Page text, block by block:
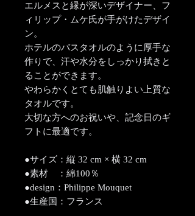
エルメスと縁が深いデザイナー、フ
ィリップ・ムケ氏が手がけたデザイ
ン。
ホテルのバスタオルのように厚手な
作りで、汗や水分をしっかり拭きと
ることができます。
やわらかくとても肌触りよい上質な
タオルです。
大切な方へのお祝いや、記念日のギ
フトに最適です。
●サイズ：縦 32 cm × 横 32 cm
●素材 ：綿100％
●design：Philippe Mouquet
●生産国：フランス